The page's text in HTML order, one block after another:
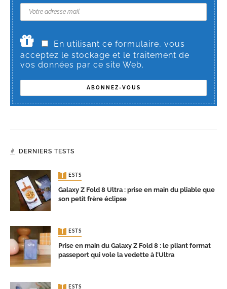
En utilisant ce formulaire, vous
acceptez le stockage et le traitement de
vos données par ce site Web.
DERNIERS TESTS
TESTS
Galaxy Z Fold 8 Ultra : prise en main du pliable que
son petit frère éclipse
TESTS
Prise en main du Galaxy Z Fold 8 : le pliant format
passeport qui vole la vedette à l’Ultra
TESTS